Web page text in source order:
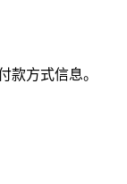
款方式信息。